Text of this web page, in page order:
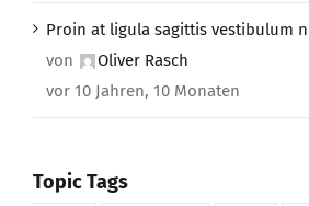
Proin at ligula sagittis vestibulum
von
Oliver Rasch
vor 10 Jahren, 10 Monaten
Topic Tags